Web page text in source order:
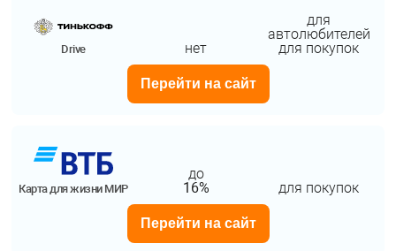
Drive нет
для
автолюбителей
для покупок
Перейти на сайт
Карта для жизни МИР
до
16%
для покупок
Перейти на сайт